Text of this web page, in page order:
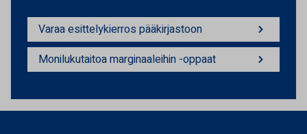
Varaa esittelykierros pääkirjastoon
Monilukutaitoa marginaaleihin -oppaat